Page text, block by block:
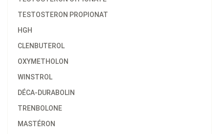
TESTOSTERON PROPIONAT
HGH
CLENBUTEROL
OXYMETHOLON
WINSTROL
DÉCA-DURABOLIN
TRENBOLONE
MASTÉRON